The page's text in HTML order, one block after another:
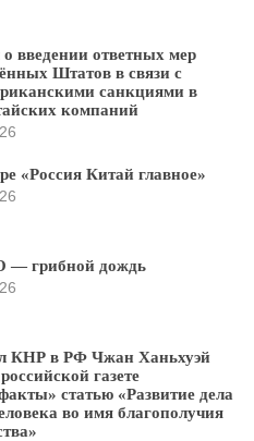
введении ответных мер
Штатов в связи с
санкциями в
компаний
«Россия Китай главное»
грибной дождь
КНР в РФ Чжан Ханьхуэй
газете
статью «Развитие дела
во имя благополучия